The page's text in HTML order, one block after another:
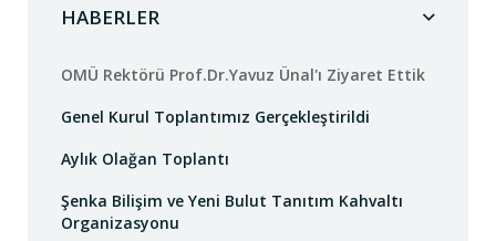
HABERLER
OMÜ Rektörü Prof.Dr.Yavuz Ünal'ı Ziyaret Ettik
Genel Kurul Toplantımız Gerçekleştirildi
Aylık Olağan Toplantı
Şenka Bilişim ve Yeni Bulut Tanıtım Kahvaltı
Organizasyonu